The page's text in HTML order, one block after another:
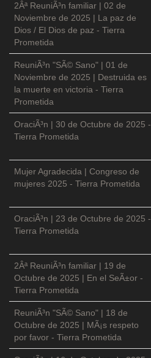
2Âª ReuniÃ³n familiar | 02 de
Noviembre de 2025 | La paz de
Dios / El Dios de paz - Tierra
Prometida
ReuniÃ³n "SÃ© Sano" | 01 de
Noviembre de 2025 | Destruida es
la muerte en victoria - Tierra
Prometida
OraciÃ³n | 30 de Octubre de 2025 -
Tierra Prometida
Mujer Agradecida | Congreso de
mujeres 2025 - Tierra Prometida
OraciÃ³n | 23 de Octubre de 2025 -
Tierra Prometida
2Âª ReuniÃ³n familiar | 19 de
Octubre de 2025 | En el SeÃ±or -
Tierra Prometida
ReuniÃ³n "SÃ© Sano" | 18 de
Octubre de 2025 | MÃ¡s respeto
por favor - Tierra Prometida